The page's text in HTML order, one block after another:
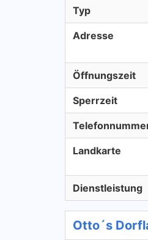
Typ
Adresse
Öffnungszeit
Sperrzeit
Landkarte
Dienstleistung
Otto´s